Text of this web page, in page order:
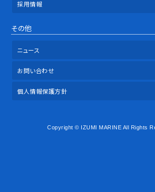
採用情報
その他
ニュース
お問い合わせ
個人情報保護方針
Copyright © IZUMI MARINE All Rights